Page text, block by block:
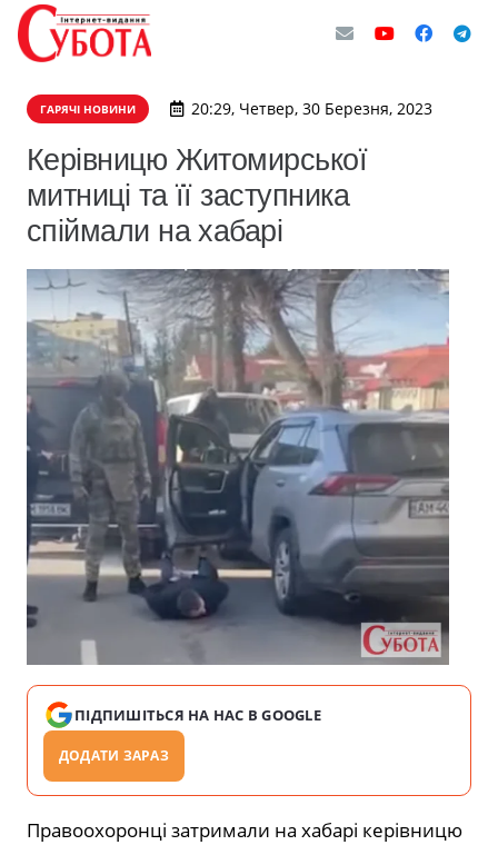
ГАРЯЧІ НОВИНИ 20:29, Четвер, 30 Березня, 2023
Керівницю Житомирської
митниці та її заступника
спіймали на хабарі
ПІДПИШІТЬСЯ НА НАС В GOOGLE
ДОДАТИ ЗАРАЗ
Правоохоронці затримали на хабарі керівницю